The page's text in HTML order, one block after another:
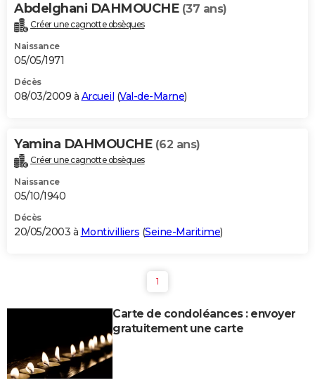
Abdelghani DAHMOUCHE (37 ans)
Créer une cagnotte obsèques
Naissance
05/05/1971
Décès
08/03/2009 à Arcueil (Val-de-Marne)
Yamina DAHMOUCHE (62 ans)
Créer une cagnotte obsèques
Naissance
05/10/1940
Décès
20/05/2003 à Montivilliers (Seine-Maritime)
1
Carte de condoléances : envoyer
gratuitement une carte